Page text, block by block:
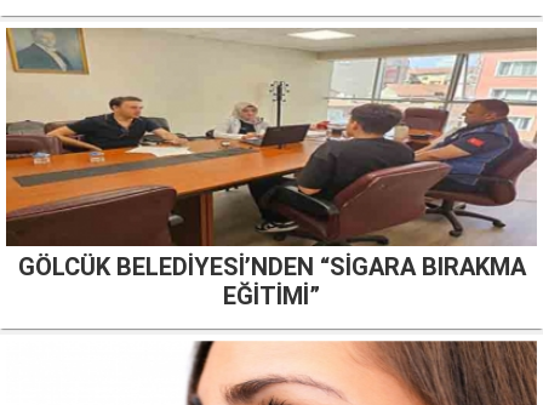
GÖLCÜK BELEDİYESİ’NDEN “SİGARA BIRAKMA
EĞİTİMİ”